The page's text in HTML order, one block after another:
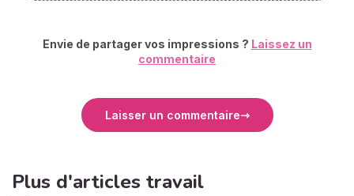
Envie de partager vos impressions ? Laissez un
commentaire
Laisser un commentaire
Plus d'articles travail